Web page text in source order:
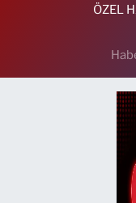
ÖZEL